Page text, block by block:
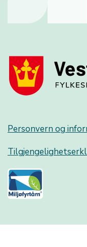
Personvern og